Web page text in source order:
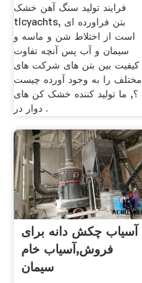
فرایند تولید سنگ آهن خشک
tlcyachts, بتن فراورده ای
است از اختلاط شن و ماسه و
سیمان و آب پس آنچه تفاوت
کیفیت بین بتن های شرکت های
مختلف را به وجود آورده چیست
؟, ما تولید کننده خشک کن های
دوار در .
آسیاب چکش دانه برای
فروش,آسیاب خام
سیمان